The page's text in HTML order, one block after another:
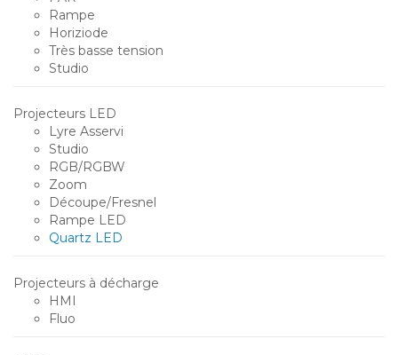
Rampe
Horiziode
Très basse tension
Studio
Projecteurs LED
Lyre Asservi
Studio
RGB/RGBW
Zoom
Découpe/Fresnel
Rampe LED
Quartz LED
Projecteurs à décharge
HMI
Fluo